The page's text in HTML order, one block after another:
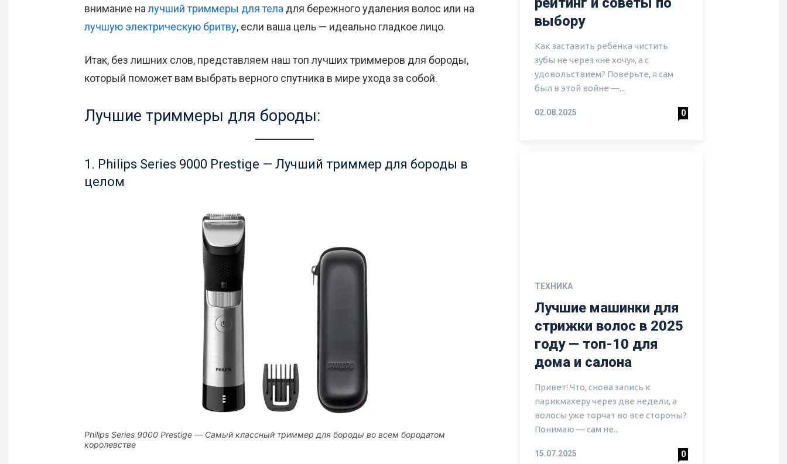
внимание налучший триммеры для тела для бережного удаления волос или на
лучшую электрическую бритву, если ваша цель — идеально гладкое лицо.
Итак, без лишних слов, представляем наш топ лучших триммеров для бороды,
который поможет вам выбрать верного спутника в мире ухода за собой.
Лучшие триммеры для бороды:
1. Philips Series 9000 Prestige — Лучший триммер для бороды в
целом
Philips Series 9000 Prestige — Самый классный триммер для бороды во всем бородатом
королевстве
выбору
Как заставить ребёнка чистить
зубы не через «не хочу», а с
удовольствием? Поверьте, я сам
был в этой войне —...
02.08.2025 0
ТЕХНИКА
Лучшие машинки для
стрижки волос в 2025
году — топ-10 для
дома и салона
Привет! Что, снова запись к
парикмахеру через две недели, а
волосы уже торчат во все стороны?
Понимаю — сам не...
15.07.2025 0